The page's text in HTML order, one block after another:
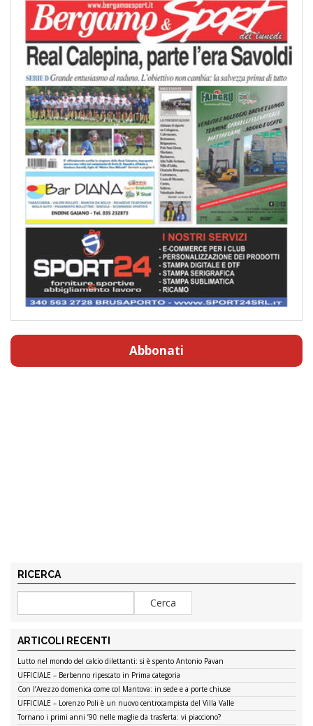
Abbonati
RICERCA
ARTICOLI RECENTI
Lutto nel mondo del calcio dilettanti: si è spento Antonio Pavan
UFFICIALE – Berbenno ripescato in Prima categoria
Con l’Arezzo domenica come col Mantova: in sede e a porte chiuse
UFFICIALE – Lorenzo Poli è un nuovo centrocampista del Villa Valle
Tornano i primi anni ’90 nelle maglie da trasferta: vi piacciono?